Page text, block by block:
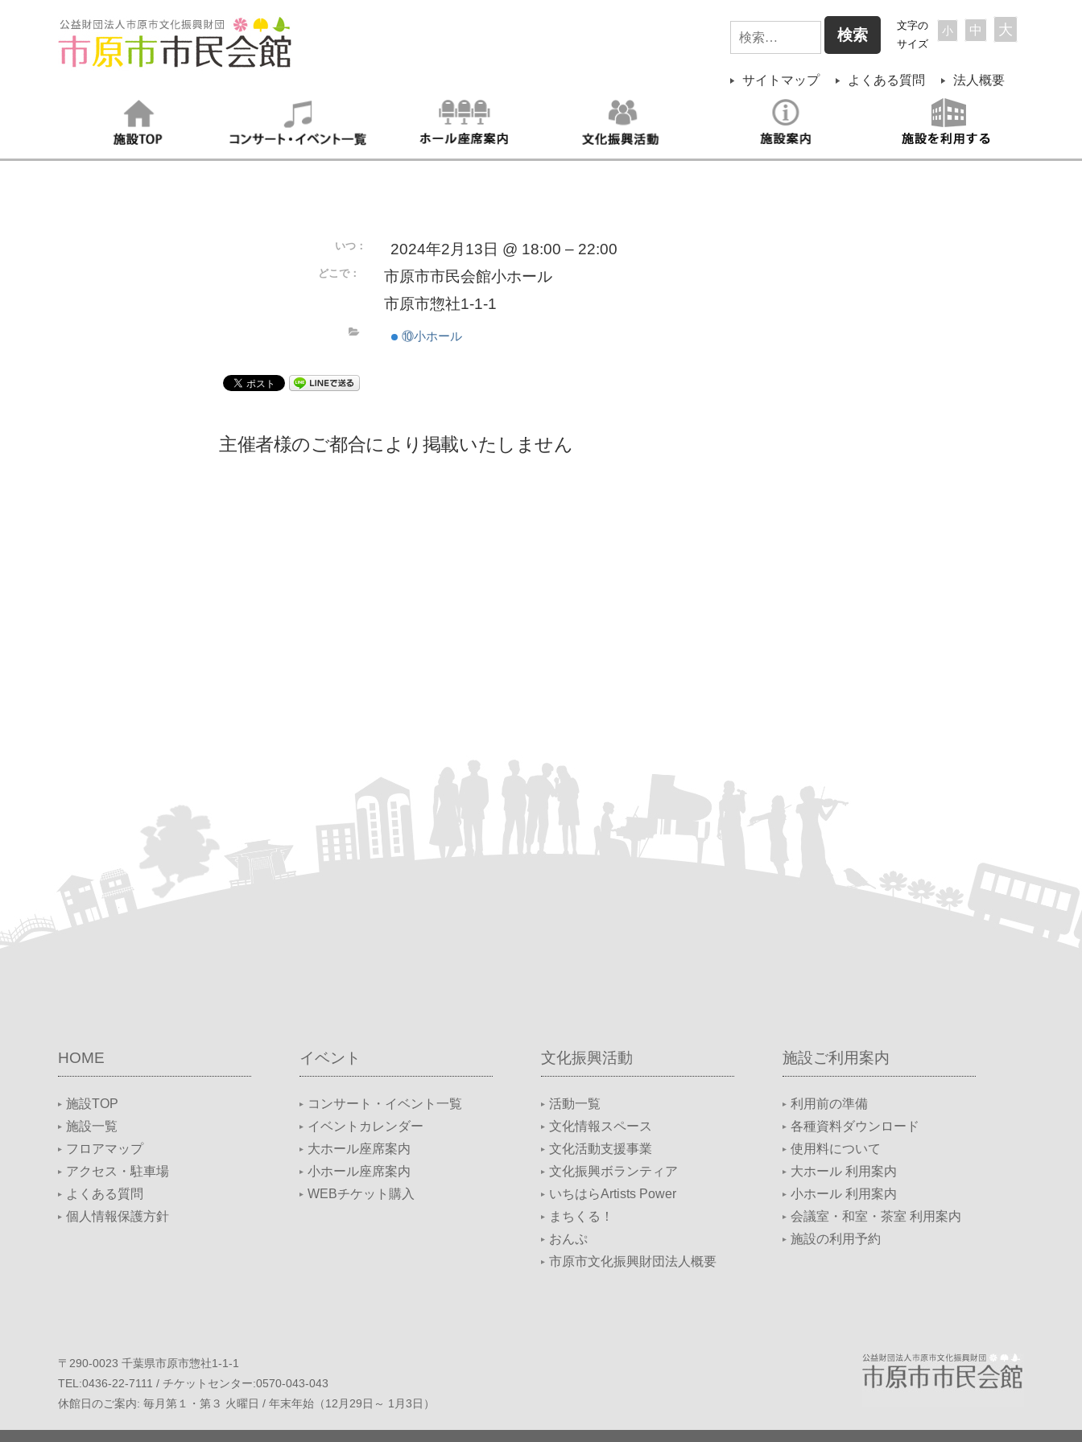
検
文字の
サイズ
小 中 大
サイトマップ よくある質問 法人概要
いつ： 2024年2月13日 @ 18:00 – 22:00
どこで：
市原市市民会館小ホール
市原市惣社1-1-1
⑩小ホール
主催者様のご都合により掲載いたしません
HOME
施設TOP
施設一覧
フロアマップ
アクセス・駐車場
よくある質問
個人情報保護方針
イベント
コンサート・イベント一覧
イベントカレンダー
大ホール座席案内
小ホール座席案内
WEBチケット購入
文化振興活動
活動一覧
文化情報スペース
文化活動支援事業
文化振興ボランティア
いちはらArtists Power
まちくる！
おんぷ
市原市文化振興財団法人概要
施設ご利用案内
利用前の準備
各種資料ダウンロード
使用料について
大ホール 利用案内
小ホール 利用案内
会議室・和室・茶室 利用案内
施設の利用予約
〒290-0023 千葉県市原市惣社1-1-1
TEL:0436-22-7111 / チケットセンター:0570-043-043
休館日のご案内: 毎月第１・第３ 火曜日 / 年末年始（12月29日～ 1月3日）